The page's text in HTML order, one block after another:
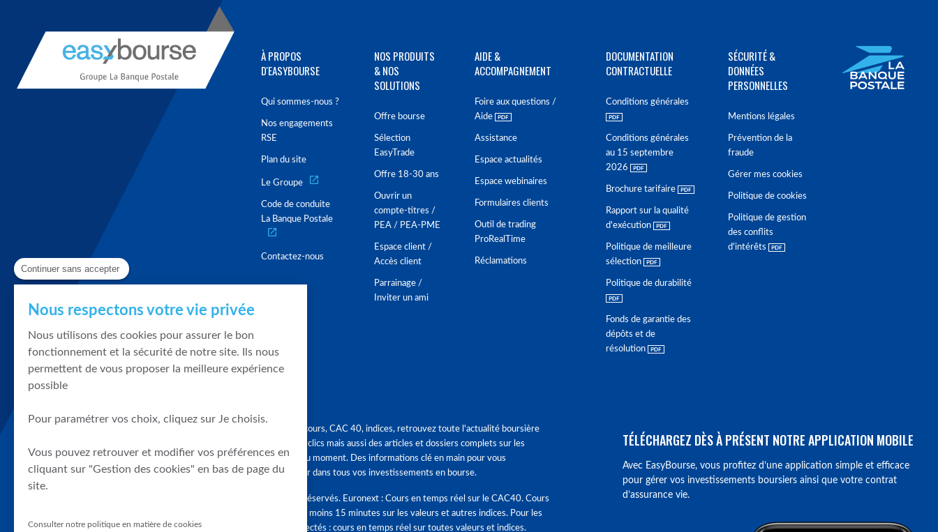
À PROPOS
D'EASYBOURSE
Qui sommes-nous ?
Nos engagements
RSE
Plan du site
Le Groupe
Code de conduite
La Banque Postale
Contactez-nous
NOS PRODUITS
& NOS
SOLUTIONS
Offre bourse
Sélection
EasyTrade
Offre 18-30 ans
Ouvrir un
compte-titres /
PEA / PEA-PME
Espace client /
Accès client
Parrainage /
Inviter un ami
AIDE &
ACCOMPAGNEMENT
Foire aux questions /
Aide
Assistance
Espace actualités
Espace webinaires
Formulaires clients
Outil de trading
ProRealTime
Réclamations
DOCUMENTATION
CONTRACTUELLE
Conditions générales
Conditions générales
au 15 septembre
2026
Brochure tarifaire
Rapport sur la qualité
d'exécution
Politique de meilleure
sélection
Politique de durabilité
Fonds de garantie des
dépôts et de
résolution
SÉCURITÉ &
DONNÉES
PERSONNELLES
Mentions légales
Prévention de la
fraude
Gérer mes cookies
Politique de cookies
Politique de gestion
des conflits
d'intérêts
Graphique, cours, CAC 40, indices, retrouvez toute l'actualité boursière
en quelques clics mais aussi des articles et dossiers complets sur les
tendances du moment. Des informations clé en main pour vous
accompagner dans tous vos investissements en bourse.
Tous droits réservés. Euronext : Cours en temps réel sur le CAC40. Cours
différés d'au moins 15 minutes sur les valeurs et autres indices. Pour les
clients connectés : cours en temps réel sur toutes valeurs et indices.
TÉLÉCHARGEZ DÈS À PRÉSENT NOTRE APPLICATION MOBILE
Avec EasyBourse, vous profitez d’une application simple et efficace
pour gérer vos investissements boursiers ainsi que votre contrat
d’assurance vie.
Continuer sans accepter
Nous respectons votre vie privée
Nous utilisons des cookies pour assurer le bon
fonctionnement et la sécurité de notre site. Ils nous
permettent de vous proposer la meilleure expérience
possible
Pour paramétrer vos choix, cliquez sur Je choisis.
Vous pouvez retrouver et modifier vos préférences en
cliquant sur "Gestion des cookies" en bas de page du
site.
Consulter notre politique en matière de cookies